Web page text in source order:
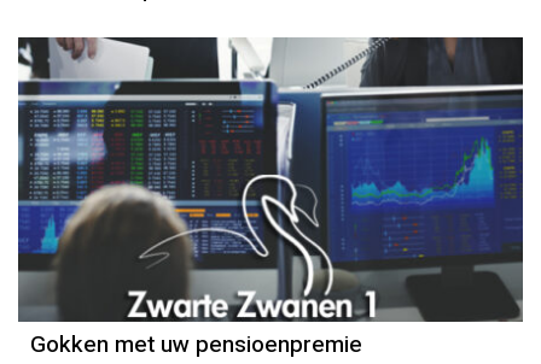
Gokken met uw pensioenpremie